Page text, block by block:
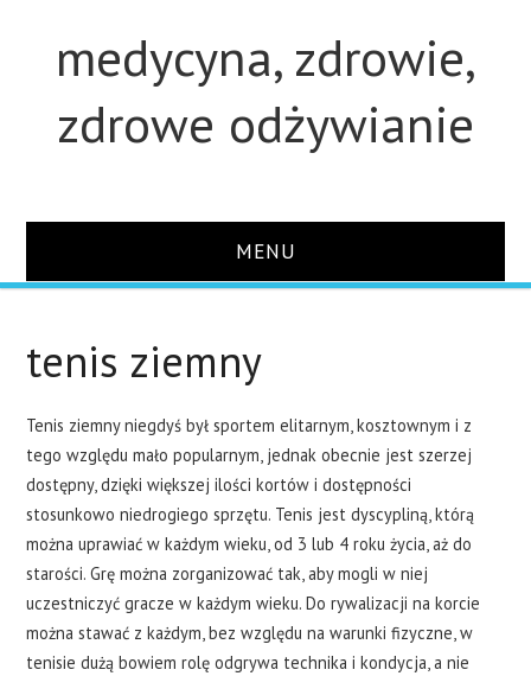
medycyna, zdrowie,
zdrowe odżywianie
MENU
STUDIA
O STRONIE
KONTAKT
tenis ziemny
Tenis ziemny niegdyś był sportem elitarnym, kosztownym i z
tego względu mało popularnym, jednak obecnie jest szerzej
dostępny, dzięki większej ilości kortów i dostępności
stosunkowo niedrogiego sprzętu. Tenis jest dyscypliną, którą
można uprawiać w każdym wieku, od 3 lub 4 roku życia, aż do
starości. Grę można zorganizować tak, aby mogli w niej
uczestniczyć gracze w każdym wieku. Do rywalizacji na korcie
można stawać z każdym, bez względu na warunki fizyczne, w
tenisie dużą bowiem rolę odgrywa technika i kondycja, a nie